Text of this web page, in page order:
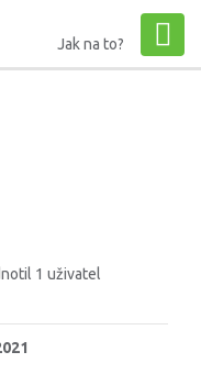
Jak na to?
1 uživatel